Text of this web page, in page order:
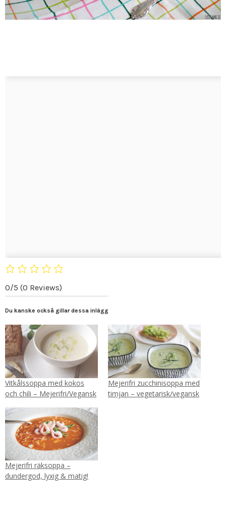
0/5 (0 Reviews)
Du kanske också gillar dessa inlägg
Vitkålssoppa med kokos
och chili – Mejerifri/Vegansk
Mejerifri zucchinisoppa med
timjan – vegetarisk/vegansk
Mejerifri räksoppa –
dundergod, lyxig & matig!